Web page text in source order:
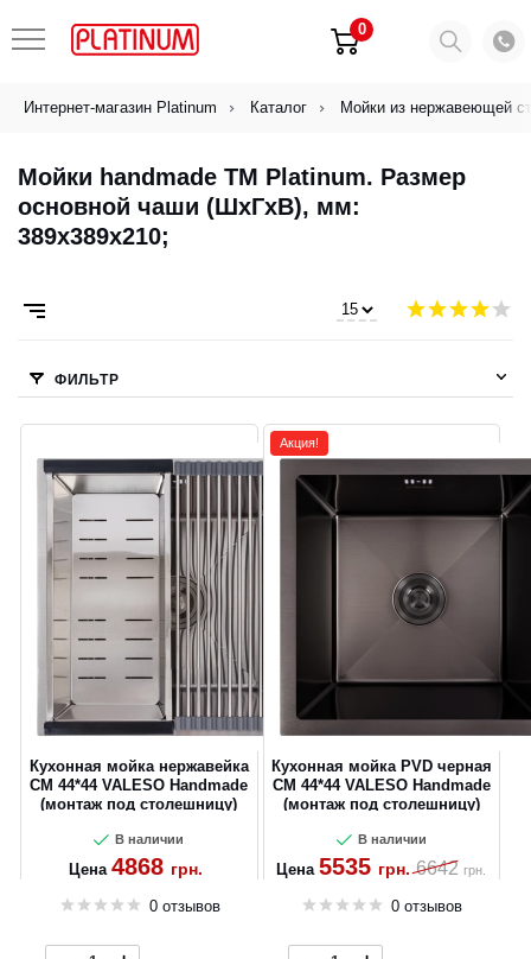
0
Интернет-магазин Platinum Каталог Мойки из нержавеющей
Мойки handmade ТМ Platinum. Размер
основной чаши (ШхГхВ), мм:
389х389х210;
ФИЛЬТР
Кухонная мойка нержавейка
СМ 44*44 VALESO Handmade
(монтаж под столешницу)
В наличии
Цена 4868 грн.
0 отзывов
Акция!
Кухонная мойка PVD черная
СМ 44*44 VALESO Handmade
(монтаж под столешницу)
В наличии
Цена 5535 грн. 6642 грн.
0 отзывов